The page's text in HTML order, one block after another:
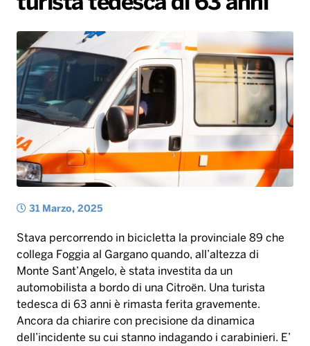
Leggerissime
Speciale Astrabilia 2026
Gallery
31 Marzo, 2025
Stava percorrendo in bicicletta la provinciale 89 che
collega Foggia al Gargano quando, all’altezza di
Monte Sant’Angelo, è stata investita da un
automobilista a bordo di una Citroën. Una turista
tedesca di 63 anni è rimasta ferita gravemente.
Ancora da chiarire con precisione da dinamica
dell’incidente su cui stanno indagando i carabinieri. E’